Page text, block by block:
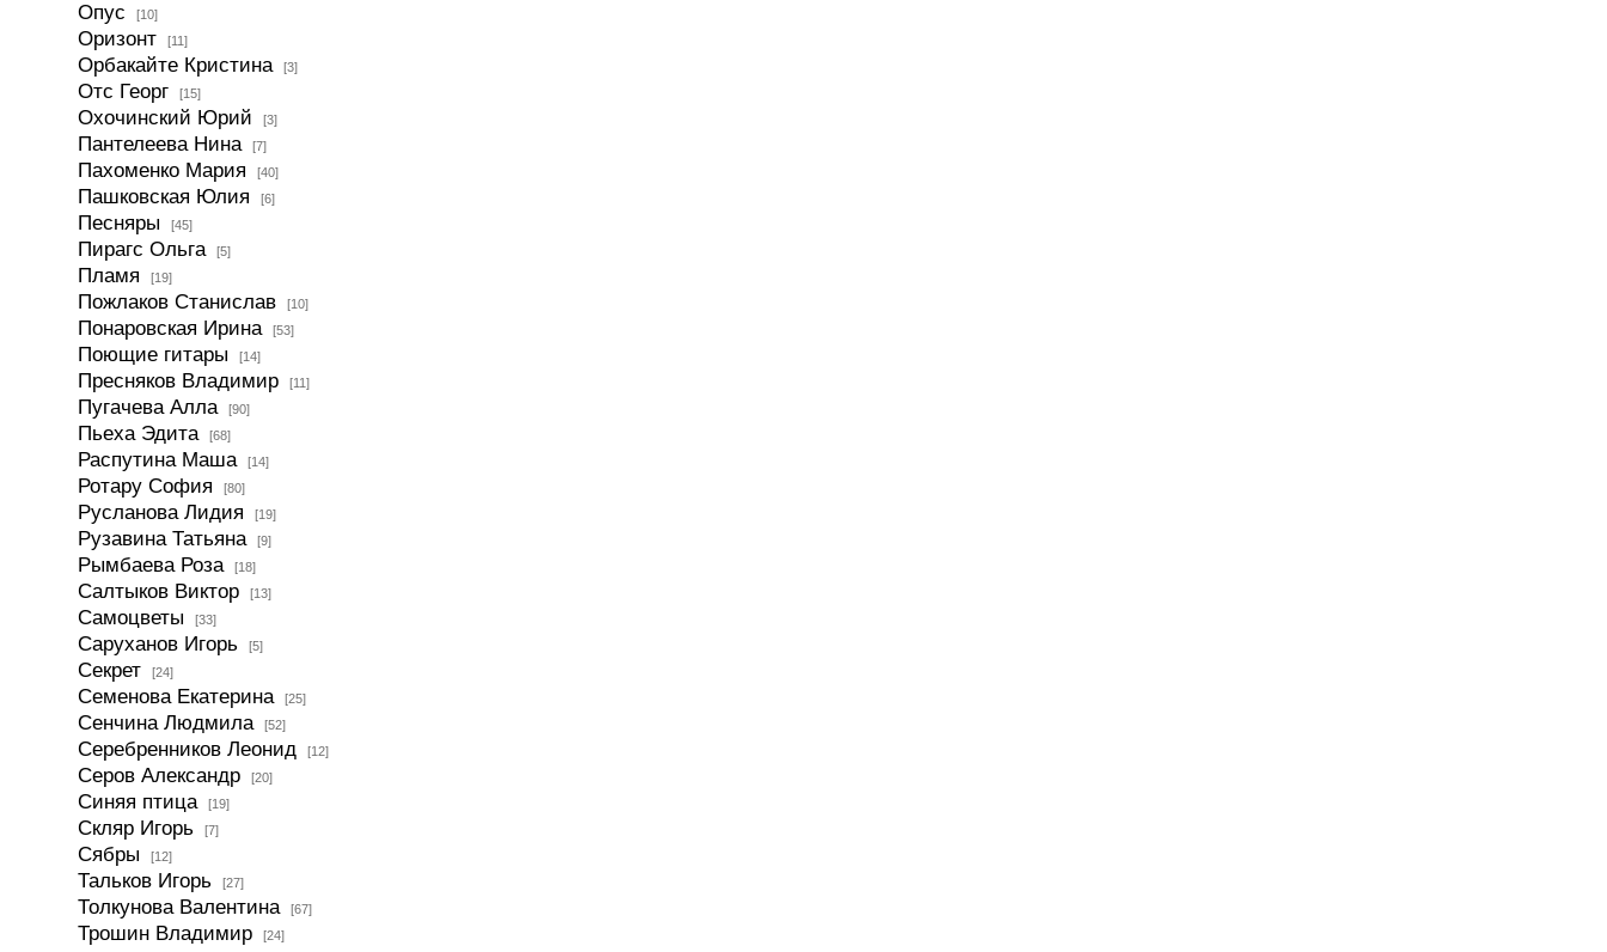
Опус [10]
Оризонт [11]
Орбакайте Кристина [3]
Отс Георг [15]
Охочинский Юрий [3]
Пантелеева Нина [7]
Пахоменко Мария [40]
Пашковская Юлия [6]
Песняры [45]
Пирагс Ольга [5]
Пламя [19]
Пожлаков Станислав [10]
Понаровская Ирина [53]
Поющие гитары [14]
Пресняков Владимир [11]
Пугачева Алла [90]
Пьеха Эдита [68]
Распутина Маша [14]
Ротару София [80]
Русланова Лидия [19]
Рузавина Татьяна [9]
Рымбаева Роза [18]
Салтыков Виктор [13]
Самоцветы [33]
Саруханов Игорь [5]
Секрет [24]
Семенова Екатерина [25]
Сенчина Людмила [52]
Серебренников Леонид [12]
Серов Александр [20]
Синяя птица [19]
Скляр Игорь [7]
Сябры [12]
Тальков Игорь [27]
Толкунова Валентина [67]
Трошин Владимир [24]